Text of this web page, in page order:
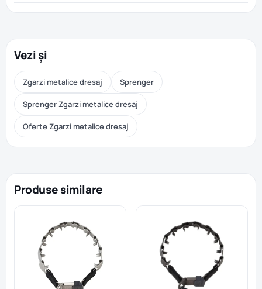
Vezi și
Zgarzi metalice dresaj Sprenger
Sprenger Zgarzi metalice dresaj
Oferte Zgarzi metalice dresaj
Produse similare